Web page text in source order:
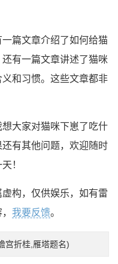
篇文章介绍了如何给猫
有一篇文章讲述了猫咪
和习惯。这些文章都非
大家对猫咪下崽了吃什
有其他问题，欢迎随时
！
构，仅供娱乐，如有雷
我要反馈。
宫折桂,雁塔题名)